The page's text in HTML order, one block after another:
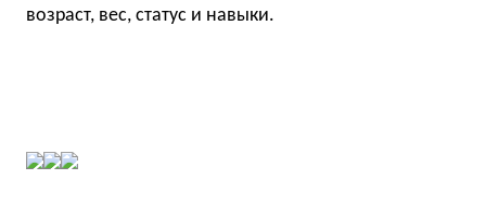
возраст, вес, статус и навыки.